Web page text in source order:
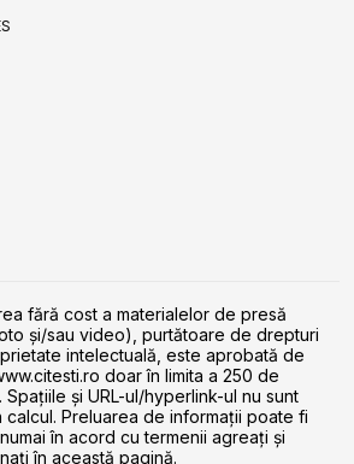
fără cost a materialelor de presă
și/sau video), purtătoare de drepturi
intelectuală, este aprobată de
doar în limita a 250 de
Spaţiile şi URL-ul/hyperlink-ul nu sunt
calcul. Preluarea de informaţii poate fi
în acord cu termenii agreaţi şi
în această pagină.